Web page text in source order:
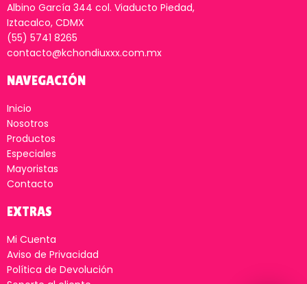
Albino García 344 col. Viaducto Piedad,
Iztacalco, CDMX
(55) 5741 8265
contacto@kchondiuxxx.com.mx
NAVEGACIÓN
Inicio
Nosotros
Productos
Especiales
Mayoristas
Contacto
EXTRAS
Mi Cuenta
Aviso de Privacidad
Política de Devolución